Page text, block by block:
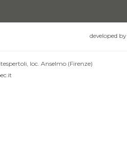
developed by
loc. Anselmo (Firenze)